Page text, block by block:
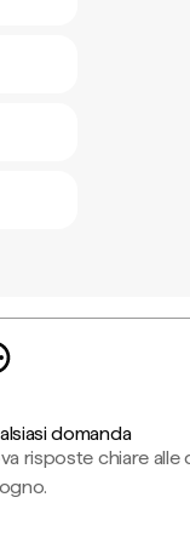
domanda
risposte chiare alle